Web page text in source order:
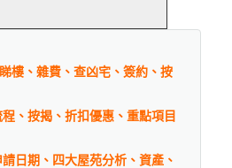
樓、雜費、查凶宅、簽約、按
程、按揭、折扣優惠、重點項目
請日期、四大屋苑分析、資產、